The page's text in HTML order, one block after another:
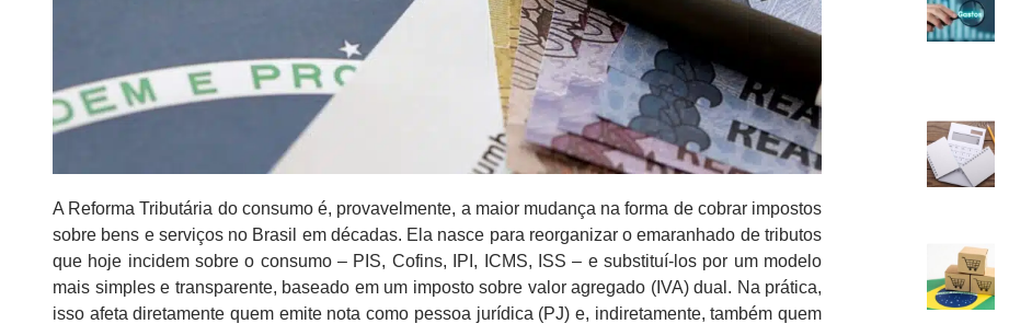
A Reforma Tributária do consumo é, provavelmente, a maior mudança na forma de cobrar impostos
sobre bens e serviços no Brasil em décadas. Ela nasce para reorganizar o emaranhado de tributos
que hoje incidem sobre o consumo – PIS, Cofins, IPI, ICMS, ISS – e substituí-los por um modelo
mais simples e transparente, baseado em um imposto sobre valor agregado (IVA) dual. Na prática,
isso afeta diretamente quem emite nota como pessoa jurídica (PJ) e, indiretamente, também quem